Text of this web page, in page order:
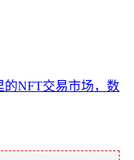
的NFT交易市场，数